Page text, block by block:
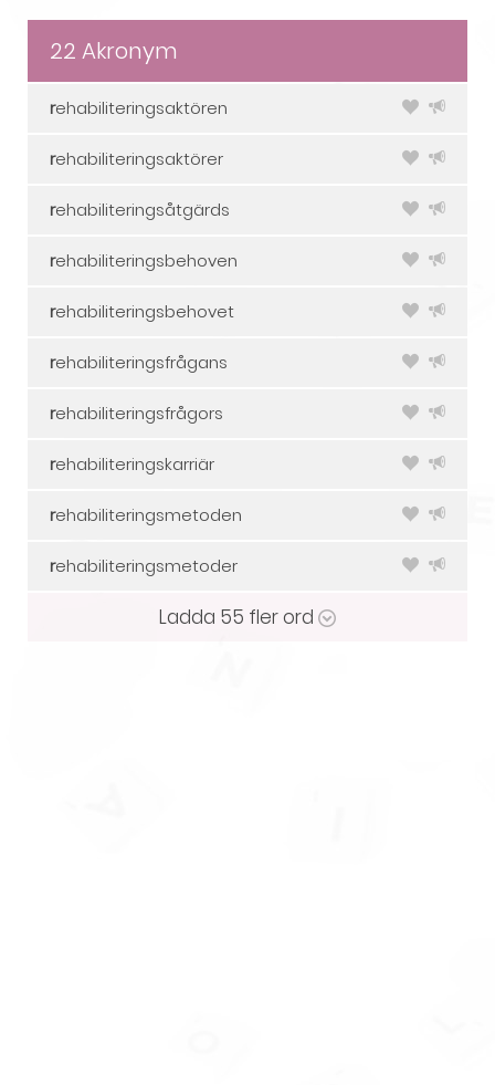
22 Akronym
rehabiliteringsaktören
rehabiliteringsaktörer
rehabiliteringsåtgärds
rehabiliteringsbehoven
rehabiliteringsbehovet
rehabiliteringsfrågans
rehabiliteringsfrågors
rehabiliteringskarriär
rehabiliteringsmetoden
rehabiliteringsmetoder
Ladda 55 fler ord